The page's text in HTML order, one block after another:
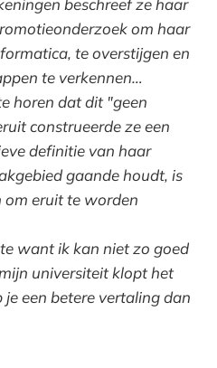
beschreef ze haar
om haar
te overstijgen en
te verkennen…
horen dat dit "geen
construeerde ze een
definitie van haar
gaande houdt, is
om eruit te worden
want ik kan niet zo goed
universiteit klopt het
een betere vertaling dan